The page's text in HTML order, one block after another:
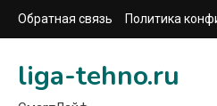
Перейти
к
Обратная связь Политика
liga-tehno.ru